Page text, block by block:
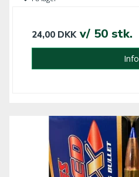
24,00 DKKv/ 50 stk.
Info